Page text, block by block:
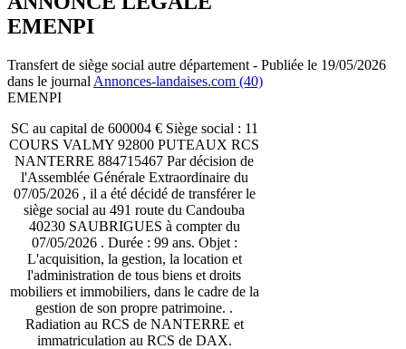
EMENPI
Transfert de siège social autre département - Publiée le 19/05/2026
dans le journal Annonces-landaises.com (40)
EMENPI
SC au capital de 600004 € Siège social : 11
COURS VALMY 92800 PUTEAUX RCS
NANTERRE 884715467 Par décision de
l'Assemblée Générale Extraordinaire du
07/05/2026 , il a été décidé de transférer le
siège social au 491 route du Candouba
40230 SAUBRIGUES à compter du
07/05/2026 . Durée : 99 ans. Objet :
L'acquisition, la gestion, la location et
l'administration de tous biens et droits
mobiliers et immobiliers, dans le cadre de la
gestion de son propre patrimoine. .
Radiation au RCS de NANTERRE et
immatriculation au RCS de DAX.